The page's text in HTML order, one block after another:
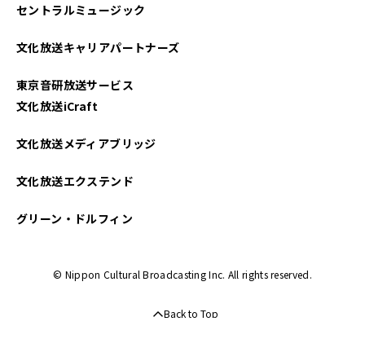
セントラルミュージック
文化放送キャリアパートナーズ
東京音研放送サービス
文化放送iCraft
文化放送メディアブリッジ
文化放送エクステンド
グリーン・ドルフィン
© Nippon Cultural Broadcasting Inc. All rights reserved.
Back to Top